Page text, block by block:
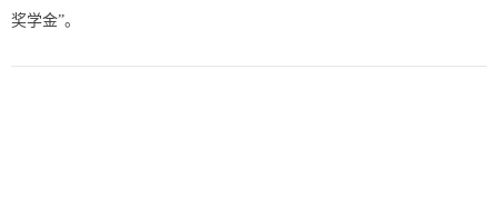
奖学金”。